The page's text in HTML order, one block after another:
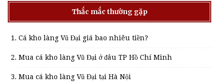
Thắc mắc thường gặp
Cá kho làng Vũ Đại giá bao nhiêu tiền?
Mua cá kho làng Vũ Đại ở đâu TP Hồ Chí Minh
Mua cá kho làng Vũ Đại tại Hà Nội